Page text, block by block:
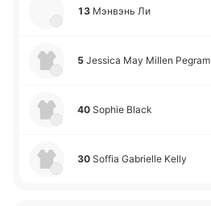
13 Мэ­нвэнь Ли
5 Jessica May Millen Pegram
40 Sophie Black
30 Soffia Gabrielle Kelly